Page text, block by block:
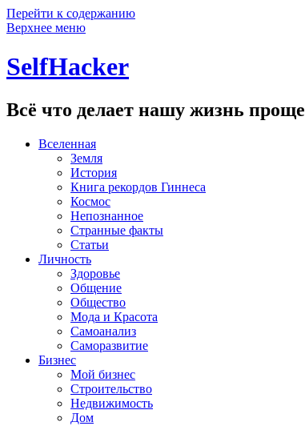
Перейти к содержанию
Верхнее меню
SelfHacker
Всё что делает нашу жизнь проще
Вселенная
Земля
История
Книга рекордов Гиннеса
Космос
Непознанное
Странные факты
Статьи
Личность
Здоровье
Общение
Общество
Мода и Красота
Самоанализ
Саморазвитие
Бизнес
Мой бизнес
Строительство
Недвижимость
Дом